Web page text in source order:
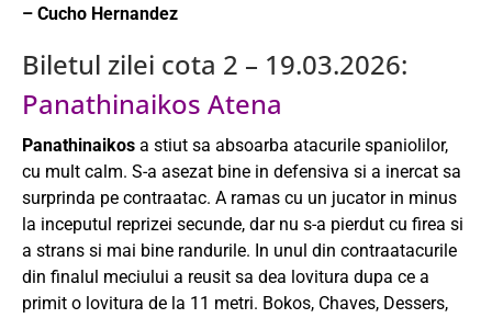
– Cucho Hernandez
Biletul zilei cota 2 – 19.03.2026:
Panathinaikos Atena
Panathinaikos a stiut sa absoarba atacurile spaniolilor,
cu mult calm. S-a asezat bine in defensiva si a inercat sa
surprinda pe contraatac. A ramas cu un jucator in minus
la inceputul reprizei secunde, dar nu s-a pierdut cu firea si
a strans si mai bine randurile. In unul din contraatacurile
din finalul meciului a reusit sa dea lovitura dupa ce a
primit o lovitura de la 11 metri. Bokos, Chaves, Dessers,